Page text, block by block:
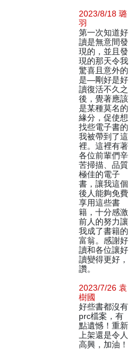
2023/8/18 璐
羽
第一次知道好
讀是無意間發
現的，並且發
現的那天令我
驚喜且意外的
是—剛好是好
讀復活不久之
後，覺著應該
是某種莫名的
緣分，促使想
找些電子書的
我被帶到了這
裡。這裡有著
各位前輩們辛
苦掃描、品質
極佳的電子
書，讓我這個
後人能夠免費
享用這些書
籍，十分感激
前人的努力讓
我成了書籍的
富翁。感謝好
讀和各位讓好
讀變得更好，
讚。
2023/7/26 袁
樹國
好些書都沒有
prc檔案，有
點遺憾！重新
上架還是令人
高興，加油！